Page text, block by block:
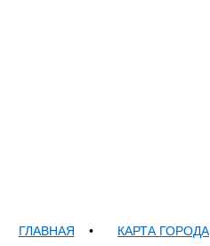
ГЛАВНАЯ • КАРТА ГОРОДА